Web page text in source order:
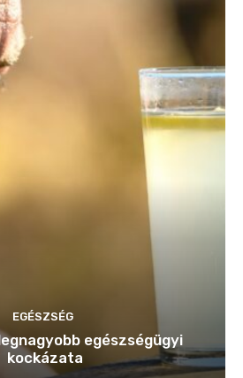
EGÉSZSÉG
egészségügyi
kockázata